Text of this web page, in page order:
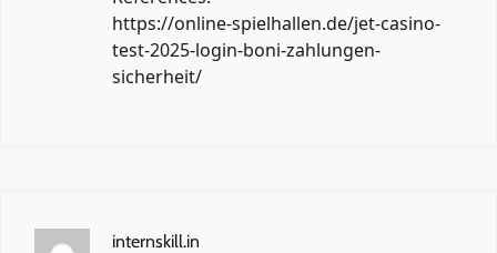
https://online-spielhallen.de/jet-casino-
test-2025-login-boni-zahlungen-
sicherheit/
internskill.in